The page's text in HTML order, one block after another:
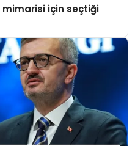
mimarisi için seçtiği